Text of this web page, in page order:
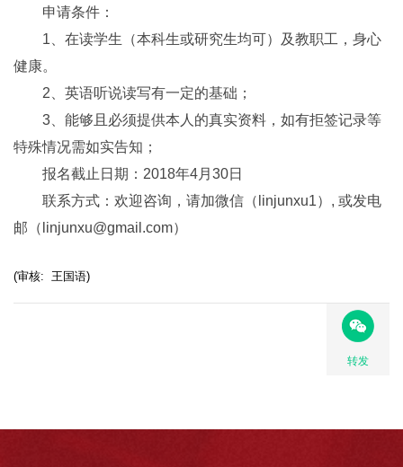
申请条件：
1、在读学生（本科生或研究生均可）及教职工，身心
健康。
2、英语听说读写有一定的基础；
3、能够且必须提供本人的真实资料，如有拒签记录等
特殊情况需如实告知；
报名截止日期：2018年4月30日
联系方式：欢迎咨询，请加微信（linjunxu1）, 或发电
邮（linjunxu@gmail.com）
(审核: 王国语)
转发